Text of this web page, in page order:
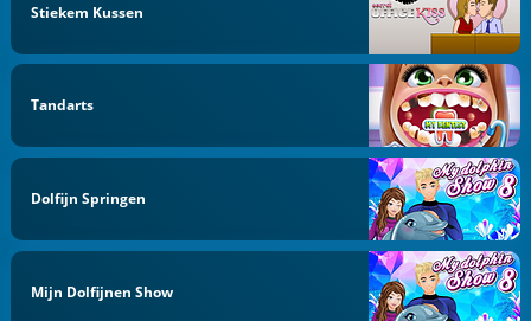
Stiekem Kussen
Tandarts
Dolfijn Springen
Mijn Dolfijnen Show